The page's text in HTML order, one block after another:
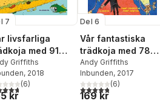
röster:
7
livsfarliga
med 91
Griffiths
, 2018
utav 5 stjärnor. Totalt antal röster:
(6)
kr
Del 6
Vår fantastiska
trädkoja med 78
våningar :
filmpremiären
Andy Griffiths
Inbunden, 2017
4,8utav 5 stjärnor.
(6)
169 kr